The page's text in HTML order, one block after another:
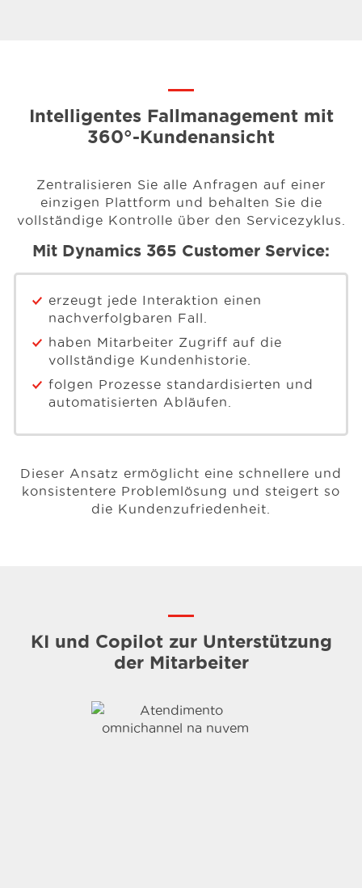
Intelligentes Fallmanagement mit
360°-Kundenansicht
Zentralisieren Sie alle Anfragen auf einer
einzigen Plattform und behalten Sie die
vollständige Kontrolle über den Servicezyklus.
Mit Dynamics 365 Customer Service:
erzeugt jede Interaktion einen
nachverfolgbaren Fall.
haben Mitarbeiter Zugriff auf die
vollständige Kundenhistorie.
folgen Prozesse standardisierten und
automatisierten Abläufen.
Dieser Ansatz ermöglicht eine schnellere und
konsistentere Problemlösung und steigert so
die Kundenzufriedenheit.
KI und Copilot zur Unterstützung
der Mitarbeiter